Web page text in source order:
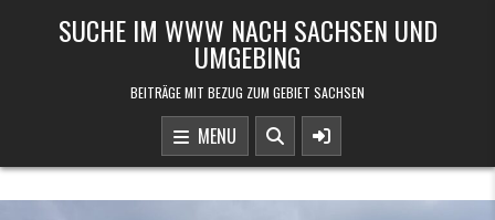
SUCHE IM WWW NACH SACHSEN UND
UMGEBING
BEITRÄGE MIT BEZUG ZUM GEBIET SACHSEN
MENU